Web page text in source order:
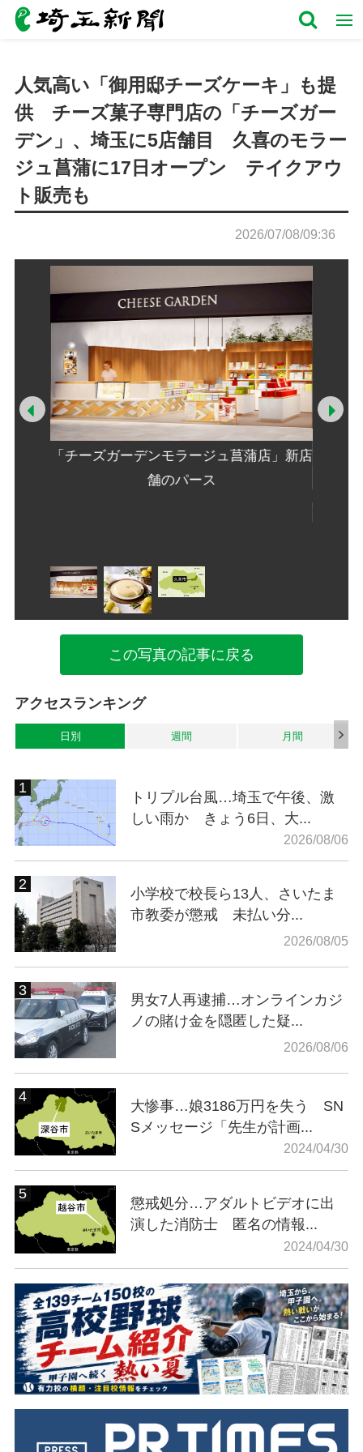
人気高い「御用邸チーズケーキ」も提
供 チーズ菓子専門店の「チーズガー
デン」、埼玉に5店舗目 久喜のモラー
ジュ菖蒲に17日オープン テイクアウ
ト販売も
2026/07/08/09:36
「チーズガーデンモラージュ菖蒲店」新店
舗のパース
Prev
この写真の記事に戻る
アクセスランキング
日別 週間 月間
トリプル台風…埼玉で午後、激
しい雨か きょう6日、大...
2026/08/06
小学校で校長ら13人、さいたま
市教委が懲戒 未払い分...
2026/08/05
男女7人再逮捕…オンラインカジ
ノの賭け金を隠匿した疑...
2026/08/06
大惨事…娘3186万円を失う SN
Sメッセージ「先生が計画...
2024/04/30
懲戒処分…アダルトビデオに出
演した消防士 匿名の情報...
2024/04/30